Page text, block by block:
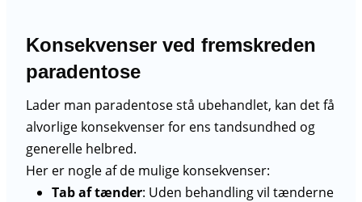
Konsekvenser ved fremskreden
paradentose
Lader man paradentose stå ubehandlet, kan det få
alvorlige konsekvenser for ens tandsundhed og
generelle helbred.
Her er nogle af de mulige konsekvenser:
Tab af tænder: Uden behandling vil tænderne